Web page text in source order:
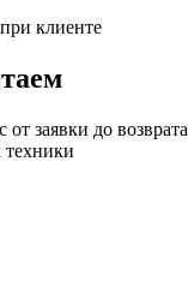
клиенте
заявки до возврата
техники